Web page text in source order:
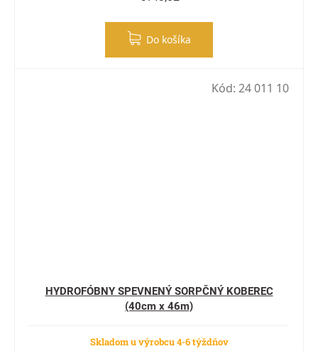
Do košíka
HYDROFÓBNY SPEVNENÝ SORPČNÝ KOBEREC
(40cm x 46m)
Skladom u výrobcu 4-6 týždňov
Kód: 24 011 10